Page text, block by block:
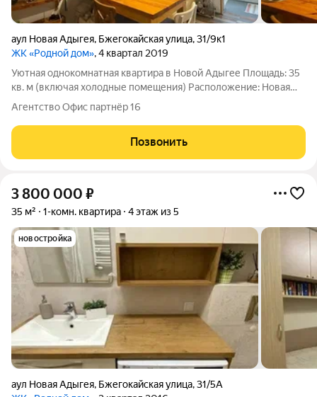
аул Новая Адыгея, Бжегокайская улица,31/9к1
ЖК «Родной дом», 4 квартал 2019
Уютная однокомнатная квартира в Новой Адыгее Площадь: 35
кв. м (включая холодные помещения) Расположение: Новая
Адыгея Этаж: 1 из 5 Тип дома: Кирпичный Год постройки: 2017
Преимущества квартиры: Качественный ремонт: выполнен
современный ремонт,
Агентство Офис партнёр 16
Позвонить
3 800 000 ₽
35 м² 1-комн. квартира 4 этаж из 5
новостройка
аул Новая Адыгея, Бжегокайская улица,31/5А